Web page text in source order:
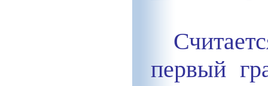
первый